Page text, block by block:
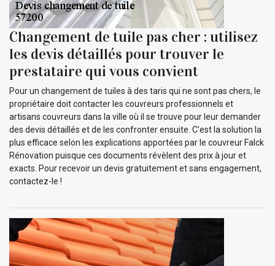
Changement de tuile pas cher : utilisez
les devis détaillés pour trouver le
prestataire qui vous convient
Pour un changement de tuiles à des taris qui ne sont pas chers, le
propriétaire doit contacter les couvreurs professionnels et
artisans couvreurs dans la ville où il se trouve pour leur demander
des devis détaillés et de les confronter ensuite. C’est la solution la
plus efficace selon les explications apportées par le couvreur Falck
Rénovation puisque ces documents révèlent des prix à jour et
exacts. Pour recevoir un devis gratuitement et sans engagement,
contactez-le !